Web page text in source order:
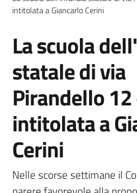
Novità
Menu selezionato
Vivere
Imola
V
intitolata a Giancarlo Cerini
Salta al contenuto
La scuola
statale di via
Pirandello
intitolata a
Cerini
Nelle scorse settimane il